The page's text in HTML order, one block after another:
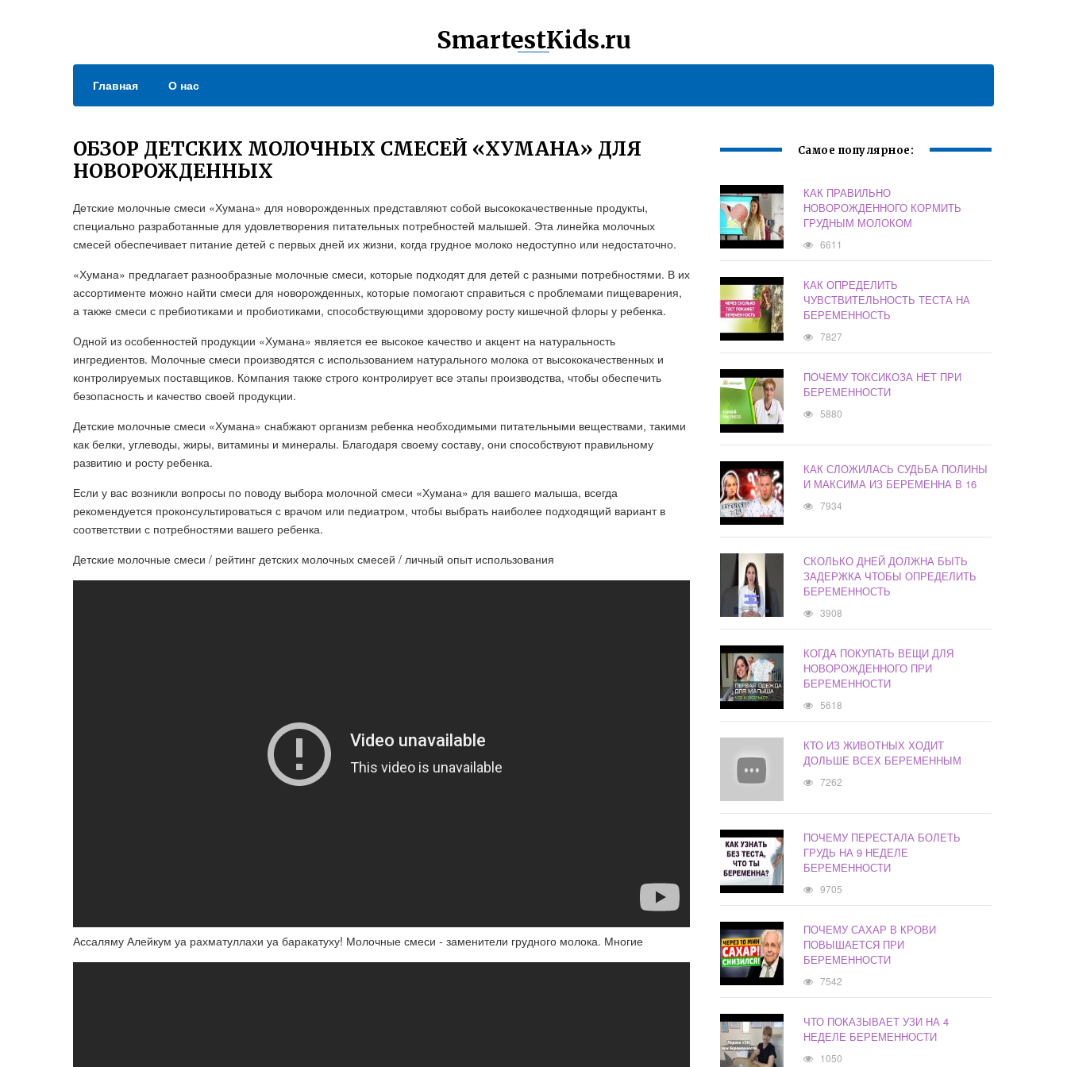
SmartestKids.ru
Главная О нас
ОБЗОР ДЕТСКИХ МОЛОЧНЫХ СМЕСЕЙ «ХУМАНА» ДЛЯ
НОВОРОЖДЕННЫХ
Детские молочные смеси «Хумана» для новорожденных представляют собой высококачественные продукты,
специально разработанные для удовлетворения питательных потребностей малышей. Эта линейка молочных
смесей обеспечивает питание детей с первых дней их жизни, когда грудное молоко недоступно или недостаточно.
«Хумана» предлагает разнообразные молочные смеси, которые подходят для детей с разными потребностями. В их
ассортименте можно найти смеси для новорожденных, которые помогают справиться с проблемами пищеварения,
а также смеси с пребиотиками и пробиотиками, способствующими здоровому росту кишечной флоры у ребенка.
Одной из особенностей продукции «Хумана» является ее высокое качество и акцент на натуральность
ингредиентов. Молочные смеси производятся с использованием натурального молока от высококачественных и
контролируемых поставщиков. Компания также строго контролирует все этапы производства, чтобы обеспечить
безопасность и качество своей продукции.
Детские молочные смеси «Хумана» снабжают организм ребенка необходимыми питательными веществами, такими
как белки, углеводы, жиры, витамины и минералы. Благодаря своему составу, они способствуют правильному
развитию и росту ребенка.
Если у вас возникли вопросы по поводу выбора молочной смеси «Хумана» для вашего малыша, всегда
рекомендуется проконсультироваться с врачом или педиатром, чтобы выбрать наиболее подходящий вариант в
соответствии с потребностями вашего ребенка.
Детские молочные смеси / рейтинг детских молочных смесей / личный опыт использования
Ассаляму Алейкум уа рахматуллахи уа баракатуху! Молочные смеси - заменители грудного молока. Многие
Самое популярное:
КАК ПРАВИЛЬНО
НОВОРОЖДЕННОГО КОРМИТЬ
ГРУДНЫМ МОЛОКОМ
6611
КАК ОПРЕДЕЛИТЬ
ЧУВСТВИТЕЛЬНОСТЬ ТЕСТА НА
БЕРЕМЕННОСТЬ
7827
ПОЧЕМУ ТОКСИКОЗА НЕТ ПРИ
БЕРЕМЕННОСТИ
5880
КАК СЛОЖИЛАСЬ СУДЬБА ПОЛИНЫ
И МАКСИМА ИЗ БЕРЕМЕННА В 16
7934
СКОЛЬКО ДНЕЙ ДОЛЖНА БЫТЬ
ЗАДЕРЖКА ЧТОБЫ ОПРЕДЕЛИТЬ
БЕРЕМЕННОСТЬ
3908
КОГДА ПОКУПАТЬ ВЕЩИ ДЛЯ
НОВОРОЖДЕННОГО ПРИ
БЕРЕМЕННОСТИ
5618
КТО ИЗ ЖИВОТНЫХ ХОДИТ
ДОЛЬШЕ ВСЕХ БЕРЕМЕННЫМ
7262
ПОЧЕМУ ПЕРЕСТАЛА БОЛЕТЬ
ГРУДЬ НА 9 НЕДЕЛЕ
БЕРЕМЕННОСТИ
9705
ПОЧЕМУ САХАР В КРОВИ
ПОВЫШАЕТСЯ ПРИ
БЕРЕМЕННОСТИ
7542
ЧТО ПОКАЗЫВАЕТ УЗИ НА 4
НЕДЕЛЕ БЕРЕМЕННОСТИ
1050